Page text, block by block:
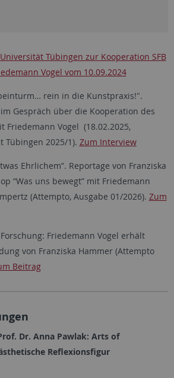
Tübingen zur Kooperation SFB
Vogel vom 10.09.2024
rein in die Kunstpraxis!".
Gespräch über die Kooperation des
Friedemann Vogel (18.02.2025,
Tübingen 2025/1). Zum Interview
Ehrlichem”. Reportage von Franziska
“Was uns bewegt” mit Friedemann
(Attempto, Ausgabe 01/2026). Zum
Friedemann Vogel erhält
von Franziska Hammer (Attempto
Beitrag
Dr. Anna Pawlak: Arts of
Reflexionsfigur